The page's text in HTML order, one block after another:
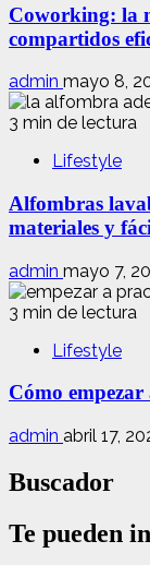
Coworking: la
compartidos
admin mayo 8,
3 min de lectura
Lifestyle
Alfombras
materiales y
admin mayo 7,
3 min de lectura
Lifestyle
Cómo
admin abril 17,
Buscador
Te pueden